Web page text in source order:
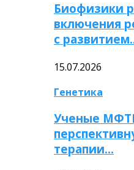
Биофизики
включения
с
15.07.2026
Генетика
Ученые
терапии…